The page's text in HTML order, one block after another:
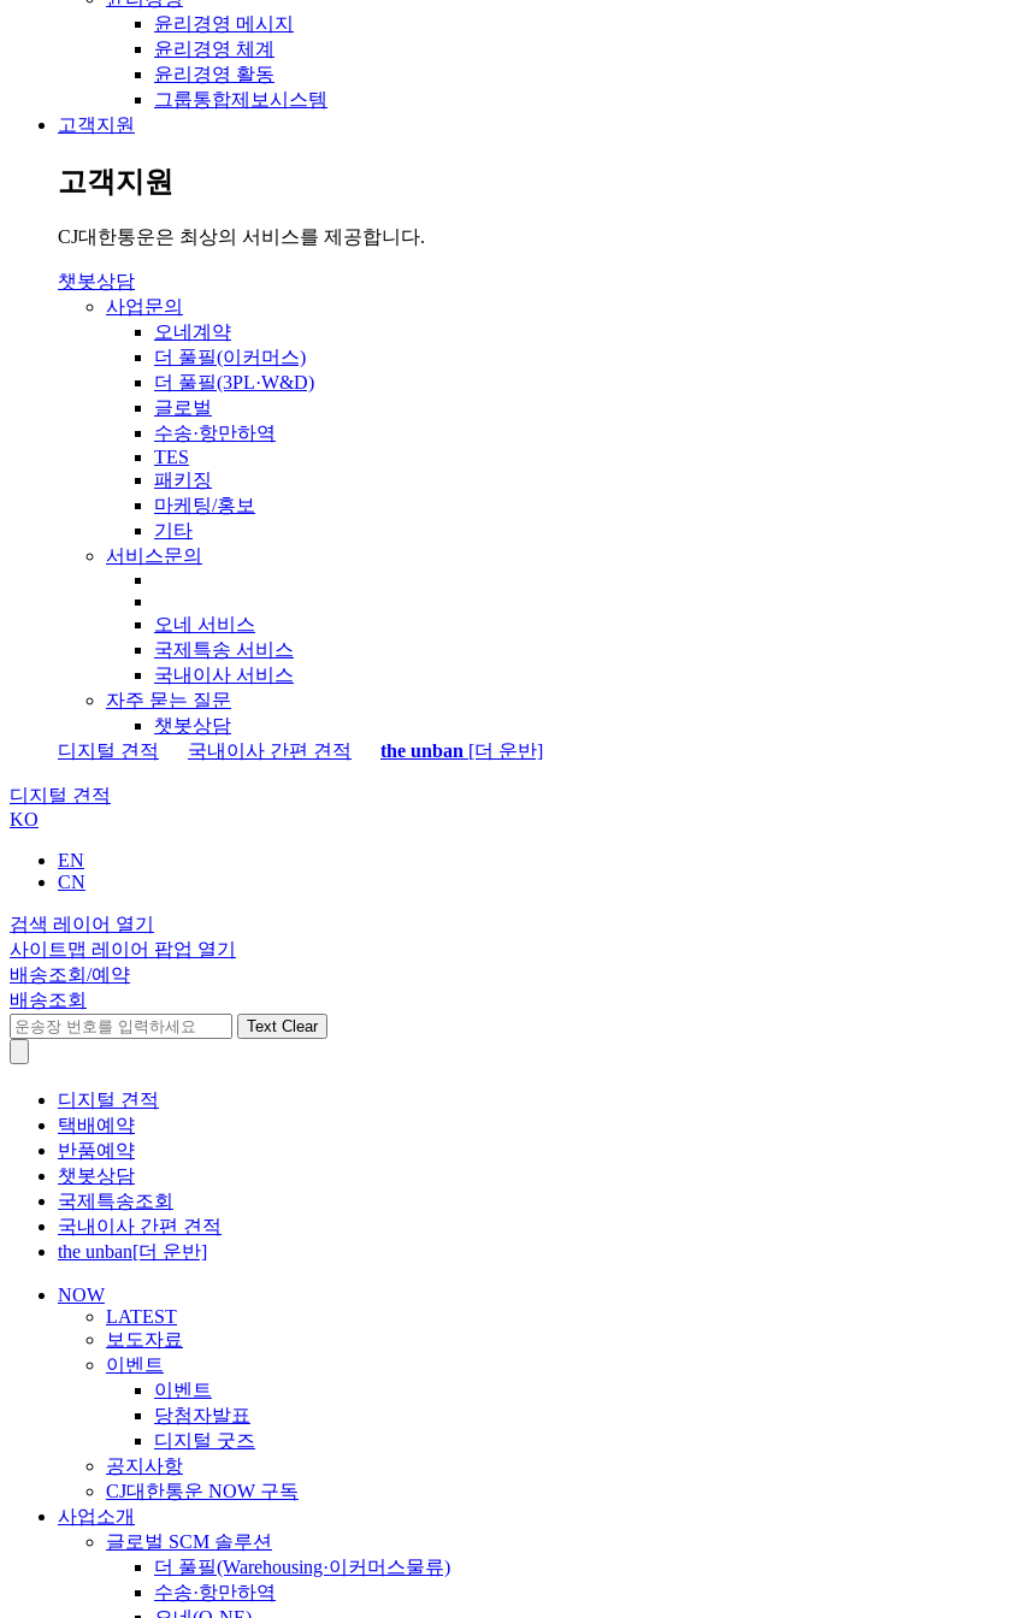
윤리경영 메시지
윤리경영 체계
윤리경영 활동
그룹통합제보시스템
고객지원
고객지원
CJ대한통운은 최상의 서비스를 제공합니다.
챗봇상담
사업문의
오네계약
더 풀필(이커머스)
더 풀필(3PL·W&D)
글로벌
수송·항만하역
TES
패키징
마케팅/홍보
기타
서비스문의
오네 서비스
국제특송 서비스
국내이사 서비스
자주 묻는 질문
챗봇상담
디지털 견적
국내이사 간편 견적 the unban [더 운반]
디지털 견적
KO
EN
CN
검색 레이어 열기
사이트맵 레이어 팝업 열기
배송조회/예약
배송조회
Text Clear
디지털 견적
택배예약
반품예약
챗봇상담
국제특송조회
국내이사 간편 견적
the unban[더 운반]
NOW
LATEST
보도자료
이벤트
이벤트
당첨자발표
디지털 굿즈
공지사항
CJ대한통운 NOW 구독
사업소개
글로벌 SCM 솔루션
더 풀필(Warehousing·이커머스물류)
수송·항만하역